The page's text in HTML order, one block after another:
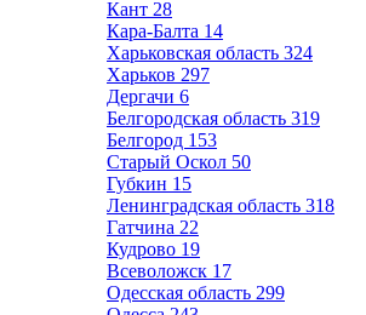
Кант 28
Кара-Балта 14
Харьковская область 324
Харьков 297
Дергачи 6
Белгородская область 319
Белгород 153
Старый Оскол 50
Губкин 15
Ленинградская область 318
Гатчина 22
Кудрово 19
Всеволожск 17
Одесская область 299